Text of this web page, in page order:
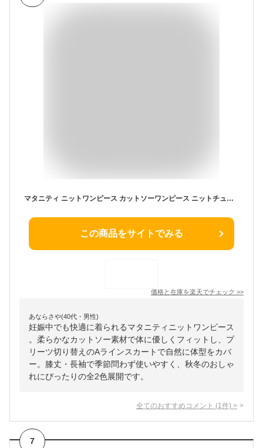
マタニティ ニットワンピース カットソーワンピース ニットチュニック ミニ チュニック プリーツ切り替え Aラインスカート 膝丈 長袖 レディース ファッション 秋服 冬服 全2色
この商品をサイトでみる
価格と在庫を楽天でチェック >>
あならさや(40代・男性)
妊娠中でも快適に着られるマタニティニットワンピース
。柔らかなカットソー素材で体に優しくフィットし、プ
リーツ切り替えのAラインスカートで自然に体型をカバ
ー。膝丈・長袖で季節問わず使いやすく、秋冬のおしゃ
れにぴったりの全2色展開です。
全てのおすすめコメント (1 件) >
7